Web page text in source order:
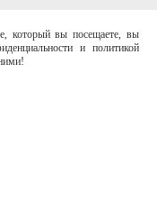
который вы посещаете, вы
и политикой